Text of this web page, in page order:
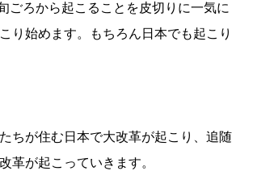
ごろから起こることを皮切りに一気に
り始めます。もちろん日本でも起こり
ちが住む日本で大改革が起こり、追随
革が起こっていきます。